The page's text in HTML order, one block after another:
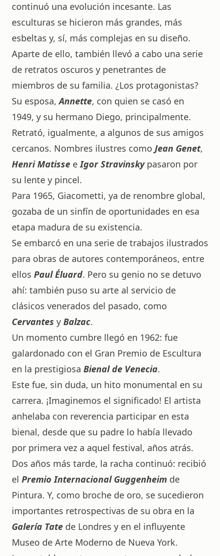
continuó una evolución incesante. Las
esculturas se hicieron más grandes, más
esbeltas y, sí, más complejas en su diseño.
Aparte de ello, también llevó a cabo una serie
de retratos oscuros y penetrantes de
miembros de su familia. ¿Los protagonistas?
Su esposa,Annette, con quien se casó en
1949, y su hermano Diego, principalmente.
Retrató, igualmente, a algunos de sus amigos
cercanos. Nombres ilustres como Jean Genet,
Henri Matisse eIgor Stravinskypasaron por
su lente y pincel.
Para 1965, Giacometti, ya de renombre global,
gozaba de un sinfín de oportunidades en esa
etapa madura de su existencia.
Se embarcó en una serie de trabajos ilustrados
para obras de autores contemporáneos, entre
ellos Paul Éluard. Pero su genio no se detuvo
ahí: también puso su arte al servicio de
clásicos venerados del pasado, como
Cervantes y Balzac.
Un momento cumbre llegó en 1962: fue
galardonado con el Gran Premio de Escultura
en la prestigiosa Bienal de Venecia.
Este fue, sin duda, un hito monumental en su
carrera. ¡Imaginemos el significado! El artista
anhelaba con reverencia participar en esta
bienal, desde que su padre lo había llevado
por primera vez a aquel festival, años atrás.
Dos años más tarde, la racha continuó: recibió
el Premio Internacional Guggenheim de
Pintura. Y, como broche de oro, se sucedieron
importantes retrospectivas de su obra en la
Galería Tate de Londres y en el influyente
Museo de Arte Moderno de Nueva York.